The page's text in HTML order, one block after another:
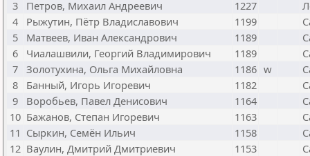
3
Петров, Михаил Андреевич 1227
4
Рыжутин, Пётр Владиславович 1199
5
Матвеев, Иван Александрович 1189
6
Чиалашвили, Георгий Владимирович 1189
7 Золотухина, Ольга Михайловна 1186 w
8
Банный, Игорь Игоревич 1182
9
Воробьев, Павел Денисович 1164
10 Бажанов, Степан Игоревич 1163
11 Сыркин, Семён Ильич 1158
12 Ваулин, Дмитрий Дмитриевич 1153